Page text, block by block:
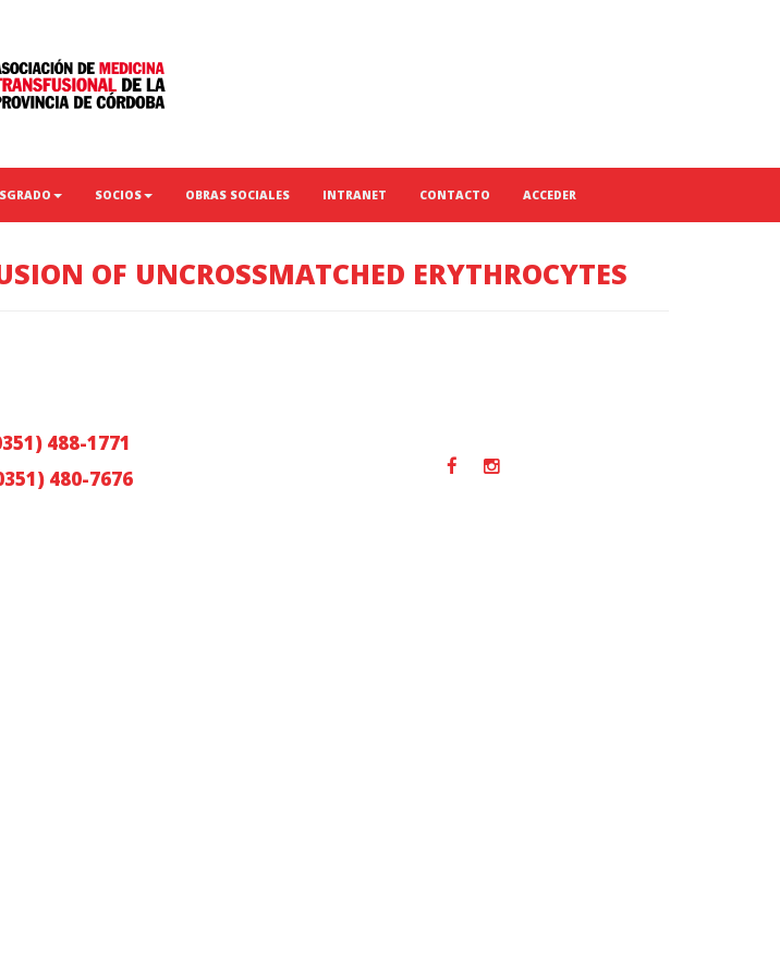
SOCIOS OBRAS SOCIALES INTRANET CONTACTO ACCEDER
OF UNCROSSMATCHED ERYTHROCYTES
488-1771
480-7676